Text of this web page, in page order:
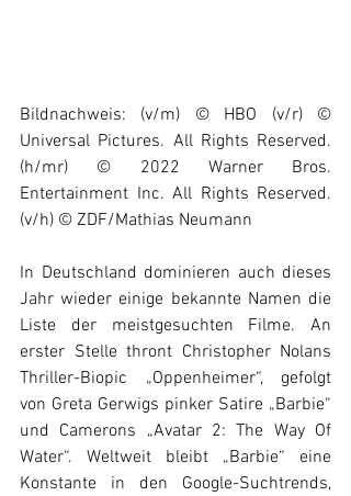
Bildnachweis: (v/m) © HBO (v/r) ©
Universal Pictures. All Rights Reserved.
(h/mr) © 2022 Warner Bros.
Entertainment Inc. All Rights Reserved.
(v/h) © ZDF/Mathias Neumann
In Deutschland dominieren auch dieses
Jahr wieder einige bekannte Namen die
Liste der meistgesuchten Filme. An
erster Stelle thront Christopher Nolans
Thriller-Biopic „Oppenheimer“, gefolgt
von Greta Gerwigs pinker Satire „Barbie“
und Camerons „Avatar 2: The Way Of
Water“. Weltweit bleibt „Barbie“ eine
Konstante in den Google-Suchtrends,